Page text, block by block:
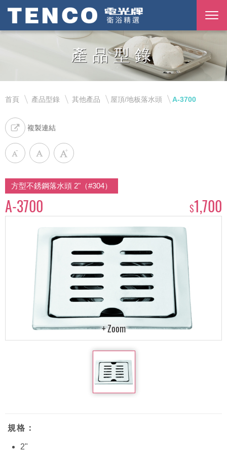
產品型錄
首頁 產品型錄 其他產品 屋頂/地板落水頭 A-3700
複製連結
方型不銹鋼落水頭 2"（#304）
A-3700 $1,700
規格：
2"